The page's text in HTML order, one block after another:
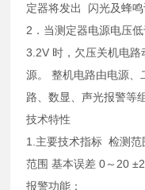
定器将发出 闪光及蜂
2．当测定器电源电压
3.2V 时，欠压关机电
源。 整机电路由电源、
路、数显、声光报警等
技术特性
1.主要技术指标 检测
范围 基本误差 0～20
报警功能：